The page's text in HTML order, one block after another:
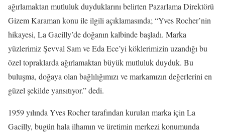
ağırlamaktan mutluluk duyduklarını belirten Pazarlama Direktörü
Gizem Karaman konu ile ilgili açıklamasında; “Yves Rocher’nin
hikayesi, La Gacilly’de doğanın kalbinde başladı. Marka
yüzlerimiz Şevval Sam ve Eda Ece’yi köklerimizin uzandığı bu
özel topraklarda ağırlamaktan büyük mutluluk duyduk. Bu
buluşma, doğaya olan bağlılığımızı ve markamızın değerlerini en
güzel şekilde yansıtıyor.” dedi.
1959 yılında Yves Rocher tarafından kurulan marka için La
Gacilly, bugün hala ilhamın ve üretimin merkezi konumunda